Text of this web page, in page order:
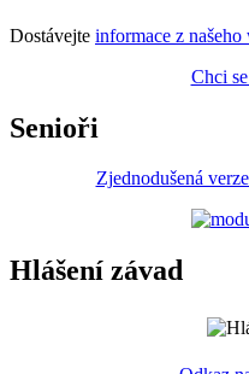
Dostávejte informace z našeho
Chci
Senioři
Zjednodušená
Hlášení závad